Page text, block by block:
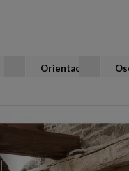
Orientacja